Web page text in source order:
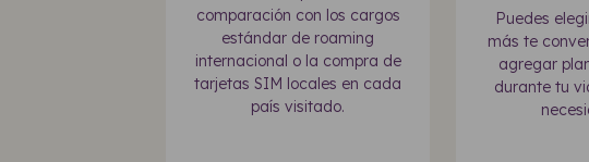
comparación con los cargos
estándar de roaming
internacional o la compra de
tarjetas SIM locales en cada
país visitado.
Puedes
más te
agregar
durante tu